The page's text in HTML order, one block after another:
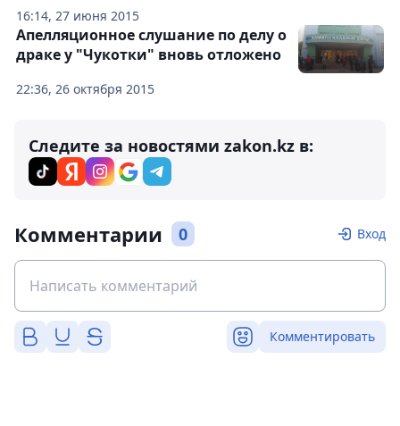
16:14, 27 июня 2015
22:36, 26 октября 2015
Апелляционное слушание по делу о
драке у "Чукотки" вновь отложено
Следите за новостями zakon.kz в:
Комментарии 0 Вход
Комментировать